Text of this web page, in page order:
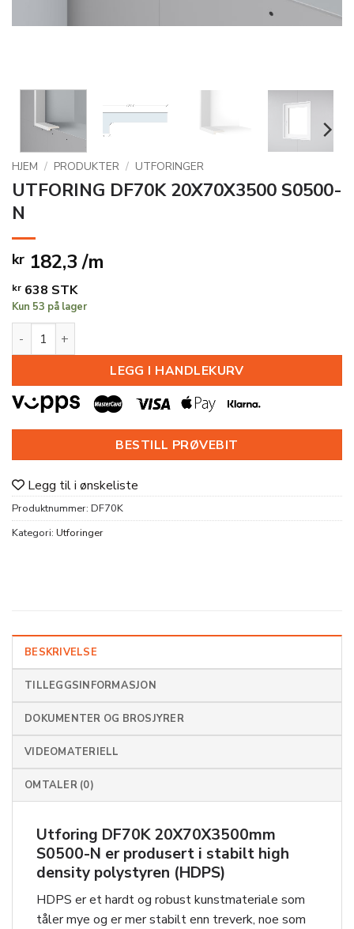
HJEM / PRODUKTER / UTFORINGER
UTFORING DF70K 20X70X3500 S0500-
N
kr 182,3 /m
kr 638 STK
Kun 53 på lager
UTFORING DF70K 20X70X3500 S0500-N antall
LEGG I HANDLEKURV
BESTILL PRØVEBIT
Legg til i ønskeliste
Produktnummer: DF70K
Kategori: Utforinger
BESKRIVELSE
TILLEGGSINFORMASJON
DOKUMENTER OG BROSJYRER
VIDEOMATERIELL
OMTALER (0)
Utforing DF70K 20X70X3500mm
S0500-N er produsert i stabilt high
density polystyren (HDPS)
HDPS er et hardt og robust kunstmateriale som
tåler mye og er mer stabilt enn treverk, noe som